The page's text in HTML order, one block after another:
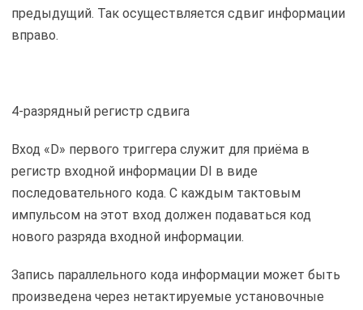
предыдущий. Так осуществляется сдвиг информации
вправо.
4-разрядный регистр сдвига
Вход «D» первого триггера служит для приёма в
регистр входной информации DI в виде
последовательного кода. С каждым тактовым
импульсом на этот вход должен подаваться код
нового разряда входной информации.
Запись параллельного кода информации может быть
произведена через нетактируемые установочные